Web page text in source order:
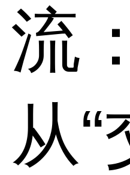
流：
从